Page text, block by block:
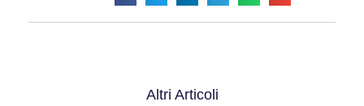
Altri Articoli